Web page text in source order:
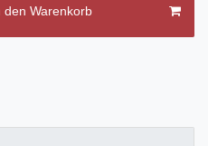
den Warenkorb